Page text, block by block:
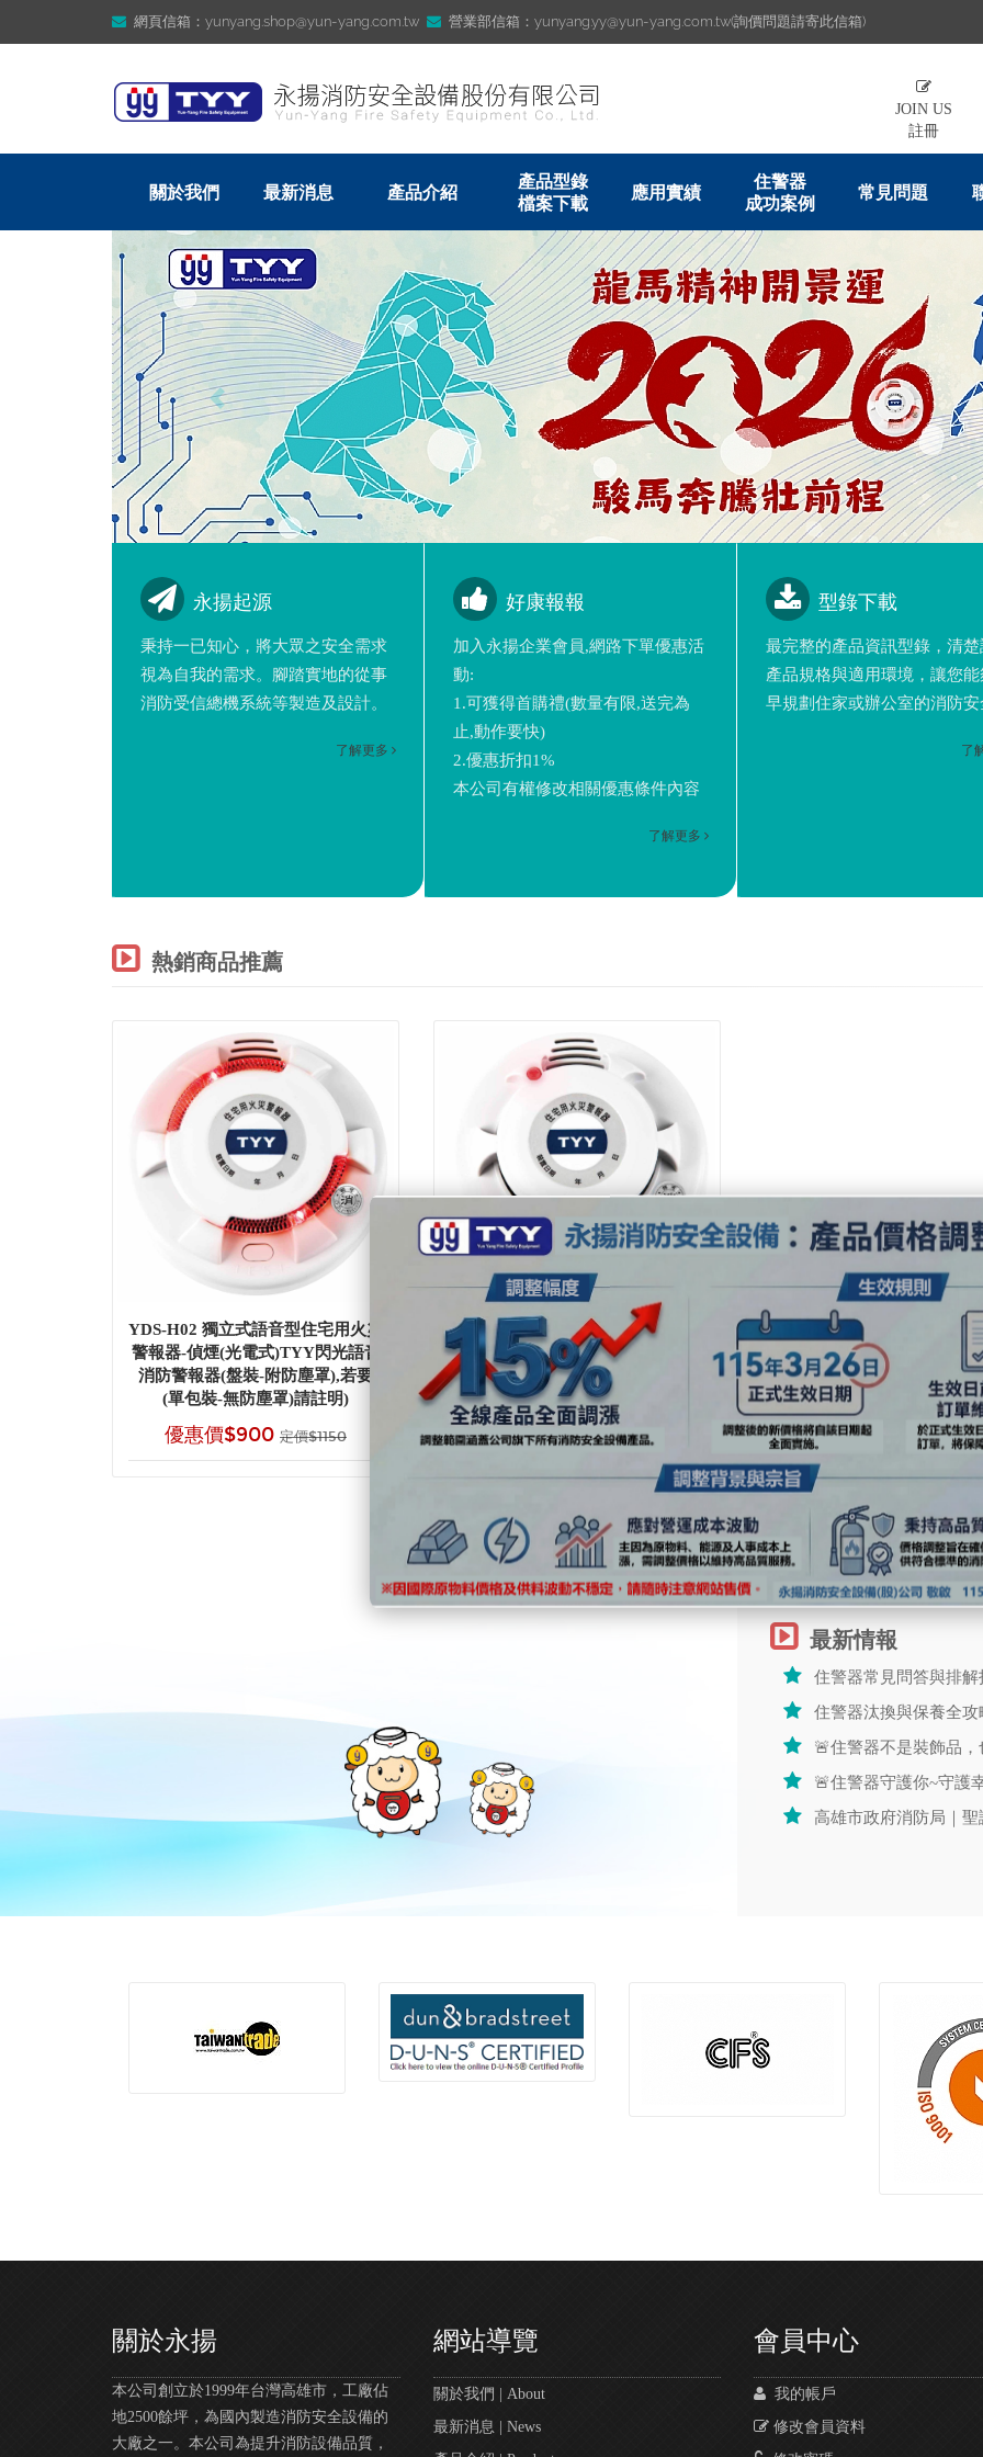
網頁信箱：yunyang.shop@yun-yang.com.tw 營業部信箱：yunyang.yy@yun-yang.com.tw(詢價問題請寄此信箱)
JOIN US
註冊
關於我們 最新消息 產品介紹
產品型錄
檔案下載
應用實績
住警器
成功案例
常見問題
Previous
永揚起源
秉持一已知心，將大眾之安全需求
視為自我的需求。腳踏實地的從事
消防受信總機系統等製造及設計。
了解更多
好康報報
加入永揚企業會員,網路下單優惠活
動:
1.可獲得首購禮(數量有限,送完為
止,動作要快)
2.優惠折扣1%
本公司有權修改相關優惠條件內容
了解更多
型錄下載
最完整的產品資訊型錄，清楚
產品規格與適用環境，讓您
早規劃住家或辦公室的消防安
了
熱銷商品推薦
YDS-H02 獨立式語音型住宅用火災
警報器-偵煙(光電式)TYY閃光語音
消防警報器(盤裝-附防塵罩),若要
(單包裝-無防塵罩)請註明)
優惠價$900 定價$1150
YDS-H03 獨立式語音型住宅用火災
警報器-偵煙(光電式)TYY(盤裝-附
防塵罩),若要(單包裝-無防塵罩)請
註明)
優惠價$600定價$870
最新情報
住警器常見問答與排
住警器汰換與保養全攻
🚨住警器不是裝飾品
🚨住警器守護你~守護
高雄市政府消防局｜
關於永揚
本公司創立於1999年台灣高雄市，工廠佔
地2500餘坪，為國內製造消防安全設備的
大廠之一。本公司為提升消防設備品質，
網站導覽
關於我們 | About
最新消息 | News
會員中心
我的帳戶
修改會員資料